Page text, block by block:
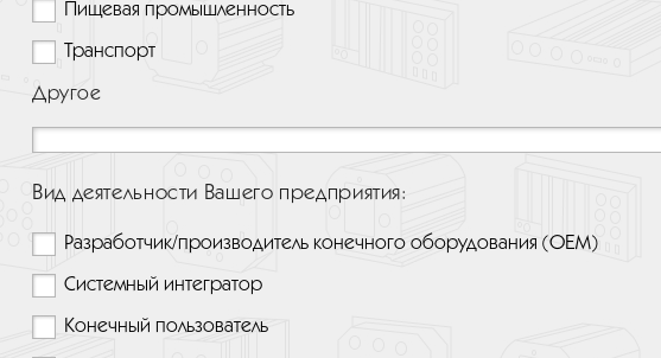
Пищевая промышленность
Транспорт
Другое
Вид деятельности Вашего предприятия:
Разработчик/производитель конечного оборудования (ОЕМ)
Системный интегратор
Конечный пользователь